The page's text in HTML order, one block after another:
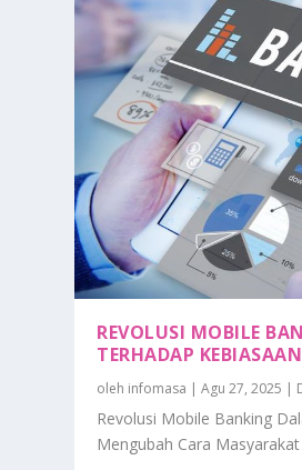
REVOLUSI MOBILE
TERHADAP
oleh infomasa |Agu 27, 2025 |
Revolusi Mobile Banking
Mengubah Cara